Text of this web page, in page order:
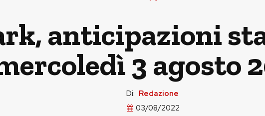
anticipazioni
3 agosto
Di: Redazione
03/08/2022